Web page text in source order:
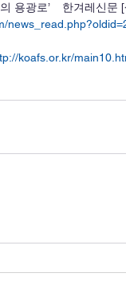
의 용광로’    한겨
koafs.or.kr/